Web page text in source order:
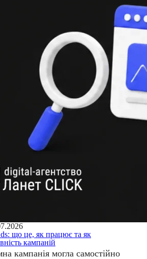
що це, як працює та як
кампаній
кампанія могла самостійно